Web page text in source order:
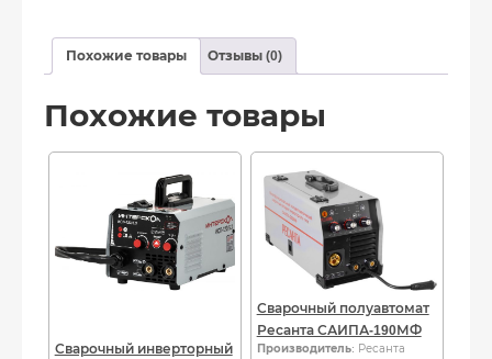
Похожие товары Отзывы (0)
Похожие товары
Сварочный инверторный
Сварочный полуавтомат
Ресанта САИПА-190МФ
Производитель: Ресанта